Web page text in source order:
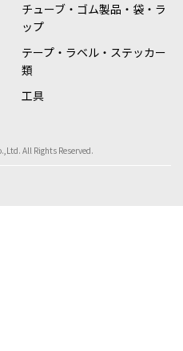
チューブ・ゴム製品・袋・ラ
ップ
テープ・ラベル・ステッカー
類
工具
All Rights Reserved.